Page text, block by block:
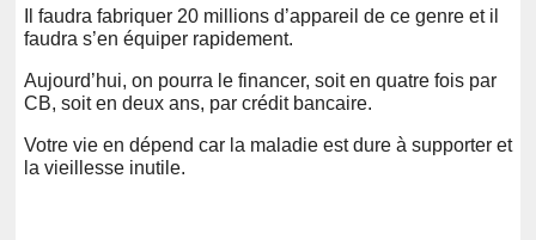
Il faudra fabriquer 20 millions d’appareil de ce genre et il
faudra s’en équiper rapidement.
Aujourd’hui, on pourra le financer, soit en quatre fois par
CB, soit en deux ans, par crédit bancaire.
Votre vie en dépend car la maladie est dure à supporter et
la vieillesse inutile.